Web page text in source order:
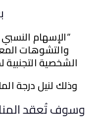
“الإسهام
والتشوهات
الشخصية
وذلك لنيل درجة
وسوف تُعقد